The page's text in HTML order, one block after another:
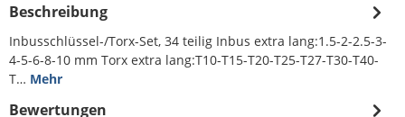
Beschreibung
Inbusschlüssel-/Torx-Set, 34 teilig Inbus extra lang:1.5-2-2.5-3-
4-5-6-8-10 mm Torx extra lang:T10-T15-T20-T25-T27-T30-T40-
T… Mehr
Bewertungen